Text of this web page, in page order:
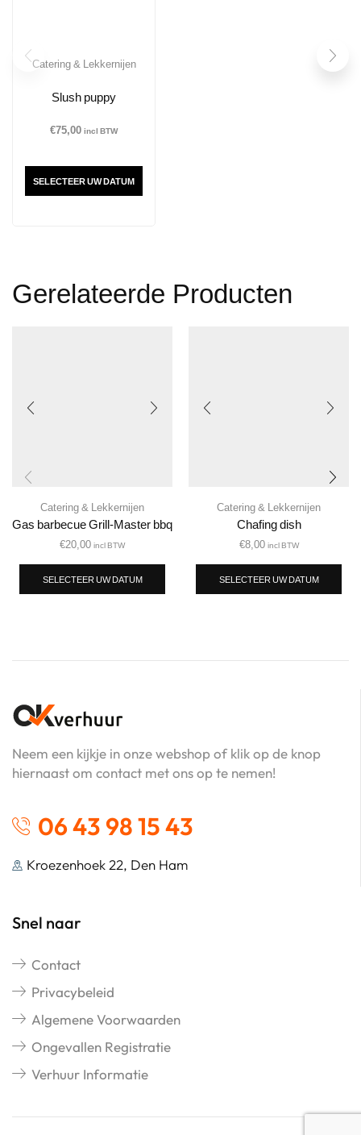
Catering & Lekkernijen
Slush puppy
€75,00 incl BTW
SELECTEER UW DATUM
Gerelateerde Producten
Catering & Lekkernijen
Gas barbecue Grill-Master bbq
€20,00 incl BTW
SELECTEER UW DATUM
Catering & Lekkernijen
Chafing dish
€8,00 incl BTW
SELECTEER UW DATUM
Neem een kijkje in onze webshop of klik op de knop
hiernaast om contact met ons op te nemen!
06 43 98 15 43
Kroezenhoek 22, Den Ham
Snel naar
Contact
Privacybeleid
Algemene Voorwaarden
Ongevallen Registratie
Verhuur Informatie